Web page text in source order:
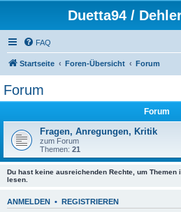
Duetta94 /
FAQ
Startseite Foren-Übersicht Forum
Forum
Forum
Fragen, Anregungen, Kritik
zum Forum
Themen: 21
Du hast keine ausreichenden Rechte, um Themen
lesen.
ANMELDEN • REGISTRIEREN